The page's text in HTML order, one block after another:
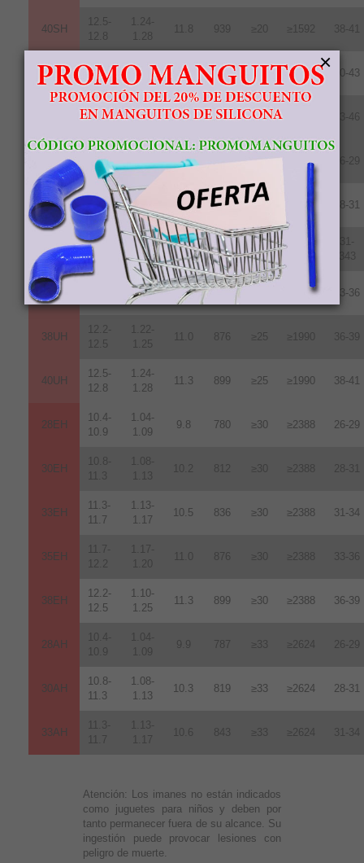
40SH
12.5-
12.8
1.24-
1.28
11.8 939 ≥20 ≥1592 38-41
42SH
12.8-
13.2
1.289-
1.32
12.4 987 ≥20 ≥1592 40-43
13.2-
13.8
1.32-
1.38
12.6 1003 ≥20 43-46
28UH
10.2-
10.8
1.02-
1.08
9.6 764 ≥25 ≥1990 26-29
30UH
10.8-
11.3
1.08-
1.13
10.2 812 ≥25 ≥1990 28-31
33UH
11.3-
11.7
1.13-
1.17
10.7 852 ≥25 ≥1990
31-
343
35UH
1.18-
1.22
10.8 ≥1990 33-36
38UH
12.2-
12.5
1.22-
1.25
11.0 876 ≥25 ≥1990 36-39
40UH
12.5-
12.8
1.24-
1.28
11.3 899 ≥25 ≥1990 38-41
28EH
10.4-
10.9
1.04-
1.09
9.8 780 ≥30 ≥2388 26-29
30EH
10.8-
11.3
1.08-
1.13
10.2 812 ≥30 ≥2388 28-31
33EH
11.3-
11.7
1.13-
1.17
10.5 836 ≥30 ≥2388 31-34
35EH
11.7-
12.2
1.17-
1.20
11.0 876 ≥30 ≥2388 33-36
38EH
12.2-
12.5
1.10-
1.25
11.3 899 ≥30 ≥2388 36-39
28AH
10.4-
10.9
1.04-
1.09
9.9 787 ≥33 ≥2624 26-29
30AH
10.8-
11.3
1.08-
1.13
10.3 819 ≥33 ≥2624 28-31
33AH
11.3-
11.7
1.13-
1.17
10.6 843 ≥33 ≥2624 31-34
Atención: Los imanes no están indicados
como juguetes para niños y deben por
tanto permanecer fuera de su alcance. Su
ingestión puede provocar lesiones con
peligro de muerte.
×